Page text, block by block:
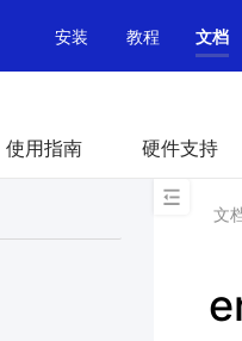
安装 教程 文档
使用指南 硬件支持
文